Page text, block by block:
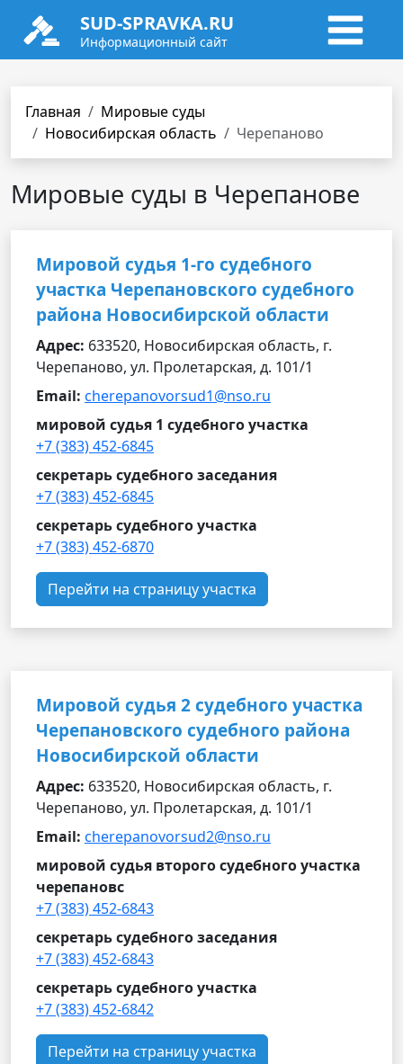
SUD-SPRAVKA.RU
Информационный сайт
Главная
Мировые суды
Новосибирская область
Черепаново
Мировые суды в Черепанове
Мировой судья 1-го судебного
участка Черепановского судебного
района Новосибирской области
Адрес: 633520, Новосибирская область, г.
Черепаново, ул. Пролетарская, д. 101/1
Email: cherepanovorsud1@nso.ru
мировой судья 1 судебного участка
+7 (383) 452-6845
секретарь судебного заседания
+7 (383) 452-6845
секретарь судебного участка
+7 (383) 452-6870
Перейти на страницу участка
Мировой судья 2 судебного участка
Черепановского судебного района
Новосибирской области
Адрес: 633520, Новосибирская область, г.
Черепаново, ул. Пролетарская, д. 101/1
Email: cherepanovorsud2@nso.ru
мировой судья второго судебного участка
черепановс
+7 (383) 452-6843
секретарь судебного заседания
+7 (383) 452-6843
секретарь судебного участка
+7 (383) 452-6842
Перейти на страницу участка